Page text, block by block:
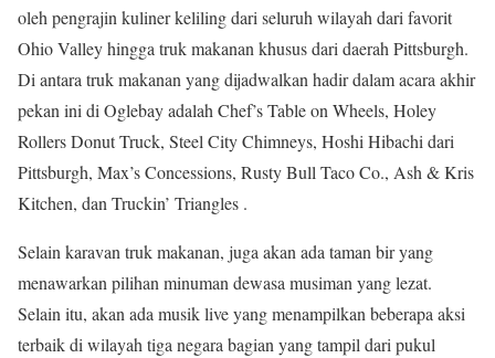
oleh pengrajin kuliner keliling dari seluruh wilayah dari favorit
Ohio Valley hingga truk makanan khusus dari daerah Pittsburgh.
Di antara truk makanan yang dijadwalkan hadir dalam acara akhir
pekan ini di Oglebay adalah Chef’s Table on Wheels, Holey
Rollers Donut Truck, Steel City Chimneys, Hoshi Hibachi dari
Pittsburgh, Max’s Concessions, Rusty Bull Taco Co., Ash & Kris
Kitchen, dan Truckin’ Triangles .
Selain karavan truk makanan, juga akan ada taman bir yang
menawarkan pilihan minuman dewasa musiman yang lezat.
Selain itu, akan ada musik live yang menampilkan beberapa aksi
terbaik di wilayah tiga negara bagian yang tampil dari pukul